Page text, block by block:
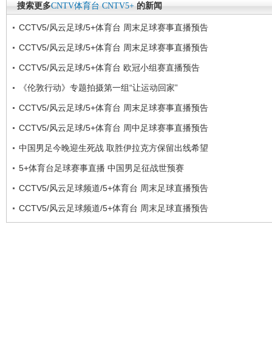
搜索更多CNTV体育台 CNTV5+ 的新闻
CCTV5/风云足球/5+体育台 周末足球赛事直播预告
CCTV5/风云足球/5+体育台 周末足球赛事直播预告
CCTV5/风云足球/5+体育台 欧冠小组赛直播预告
《伦敦行动》专题拍摄第一组“让运动回家”
CCTV5/风云足球/5+体育台 周末足球赛事直播预告
CCTV5/风云足球/5+体育台 周中足球赛事直播预告
中国男足今晚迎生死战 取胜伊拉克方保留出线希望
5+体育台足球赛事直播 中国男足征战世预赛
CCTV5/风云足球频道/5+体育台 周末足球直播预告
CCTV5/风云足球频道/5+体育台 周末足球直播预告